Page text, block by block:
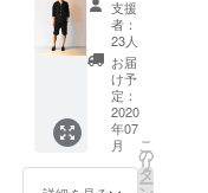
かかってい
ました。
※おそらく時
給1,000円で
働いている
人はその中
にいないと
奉納割
合が
70%を
下回る
可能性
があり
ます
が、基
本的に
一部が
上野毛
神輿会
へ奉納
代行さ
れま
す。 ※
他リ
ターン
方で販
売する
鯉口
シャツ
は全て
Made in
Japan
にこだ
わって
支援
者：
23人
お届
け予
定：
2020
年07
月
こ
の
リ
タ
ー